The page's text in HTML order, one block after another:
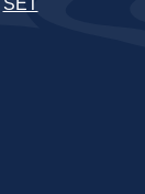
SET